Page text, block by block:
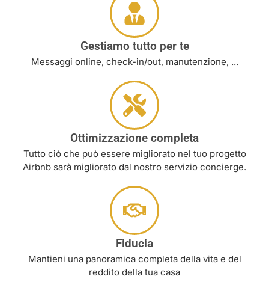
Gestiamo tutto per te
Messaggi online, check-in/out, manutenzione, ...
Ottimizzazione completa
Tutto ciò che può essere migliorato nel tuo progetto
Airbnb sarà migliorato dal nostro servizio concierge.
Fiducia
Mantieni una panoramica completa della vita e del
reddito della tua casa